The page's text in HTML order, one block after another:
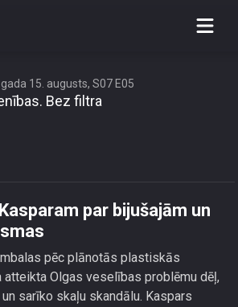
Kasparam par bijušajām
15. augusts, S07 E05
Bez filtra
par bijušajām un
pēc plānotās plastiskās
atteikta Olgas veselības problēmu dēļ,
sarīko skaļu skandālu. Kaspars